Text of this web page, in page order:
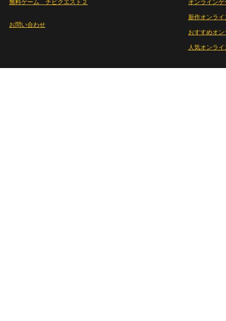
無料ゲーム チビクエスト２
お問い合わせ
オンライン
新作オンライ
おすすめオ
人気オンラ